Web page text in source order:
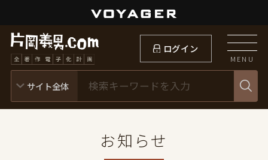
ログイン
MENU
お知らせ